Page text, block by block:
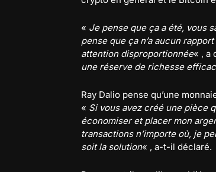
« Je pense que ça a été, vous
pense que ça n’a aucun
attention disproportionnée« , a
une réserve de richesse
Ray Dalio pense qu’une
« Si vous avez créé une pièce
économiser et placer mon
transactions n’importe où, je
soit la solution« , a-t-il déclaré.